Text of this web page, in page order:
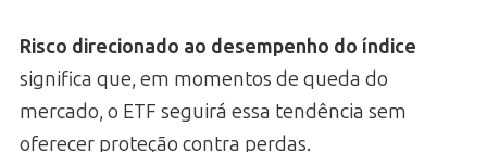
Risco direcionado ao desempenho do índice
significa que, em momentos de queda do
mercado, o ETF seguirá essa tendência sem
oferecer proteção contra perdas.